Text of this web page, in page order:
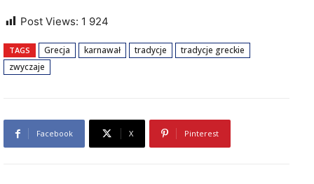
Post Views: 1 924
TAGS Grecja karnawał tradycje
tradycje greckie
zwyczaje
Facebook X Pinterest